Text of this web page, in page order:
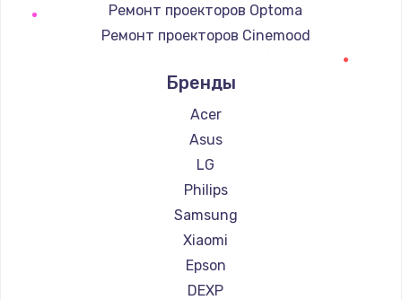
Ремонт проекторов Optoma
Ремонт проекторов Cinemood
Ремонт проекторов Barco
Ремонт проекторов Xgimi
Ремонт проекторов Canon
Ремонт проекторов JVC
Ремонт проекторов Casio
Ремонт проекторов Hiper
Ремонт проекторов HITACHI
Ремонт проекторов Panasonic
Ремонт проекторов Hisense
Бренды
Acer
Asus
LG
Philips
Samsung
Xiaomi
Epson
DEXP